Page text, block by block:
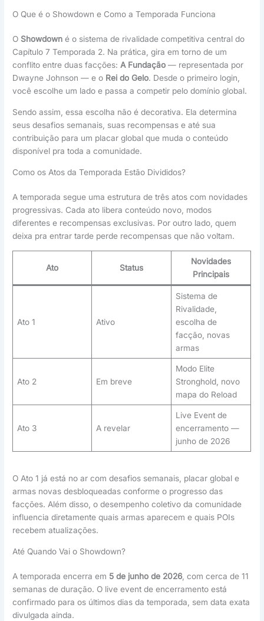
O Que é o Showdown e Como a Temporada Funciona
O Showdown é o sistema de rivalidade competitiva central do
Capítulo 7 Temporada 2. Na prática, gira em torno de um
conflito entre duas facções:A Fundação — representada por
Dwayne Johnson — e o Rei do Gelo. Desde o primeiro login,
você escolhe um lado e passa a competir pelo domínio global.
Sendo assim, essa escolha não é decorativa. Ela determina
seus desafios semanais, suas recompensas e até sua
contribuição para um placar global que muda o conteúdo
disponível pra toda a comunidade.
Como os Atos da Temporada Estão Divididos?
A temporada segue uma estrutura de três atos com novidades
progressivas. Cada ato libera conteúdo novo, modos
diferentes e recompensas exclusivas. Por outro lado, quem
deixa pra entrar tarde perde recompensas que não voltam.
Ato Status
Novidades
Principais
Ato 1 Ativo
Sistema de
Rivalidade,
escolha de
facção, novas
armas
Ato 2 Em breve
Modo Elite
Stronghold, novo
mapa do Reload
Ato 3 A revelar
Live Event de
encerramento —
junho de 2026
O Ato 1 já está no ar com desafios semanais, placar global e
armas novas desbloqueadas conforme o progresso das
facções. Além disso, o desempenho coletivo da comunidade
influencia diretamente quais armas aparecem e quais POIs
recebem atualizações.
Até Quando Vai o Showdown?
A temporada encerra em 5 de junho de 2026, com cerca de 11
semanas de duração. O live event de encerramento está
confirmado para os últimos dias da temporada, sem data exata
divulgada ainda.